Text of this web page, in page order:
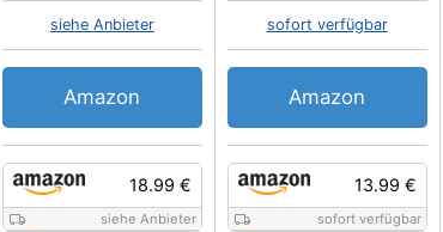
18.99 €
siehe Anbieter
siehe Anbieter
Amazon
13.99 €
sofort verfügbar
sofort verfügbar
Amazon